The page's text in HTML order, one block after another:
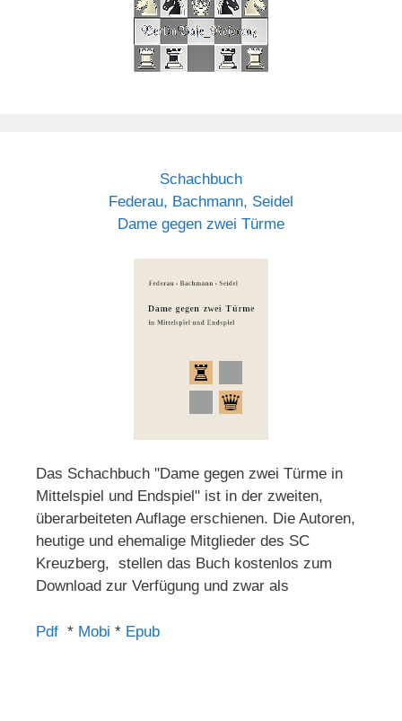
Schachbuch
Federau, Bachmann, Seidel
Dame gegen zwei Türme
Das Schachbuch "Dame gegen zwei Türme in
Mittelspiel und Endspiel" ist in der zweiten,
überarbeiteten Auflage erschienen. Die Autoren,
heutige und ehemalige Mitglieder des SC
Kreuzberg, stellen das Buch kostenlos zum
Download zur Verfügung und zwar als
Pdf * Mobi * Epub